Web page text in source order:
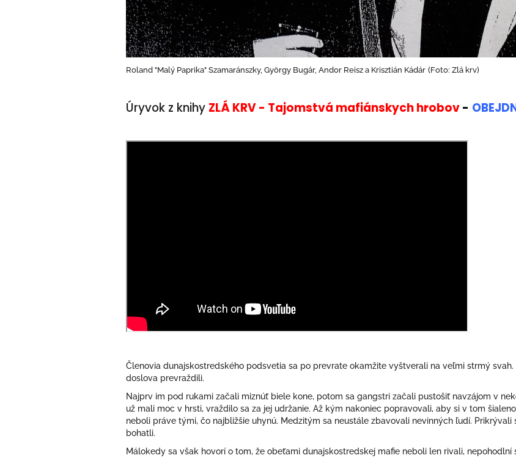
Roland "Malý Paprika" Szamaránszky, György Bugár, Andor Reisz a Krisztián Kádár (Foto: Zlá krv)
Úryvok z knihy ZLÁ KRV - Tajomstvá mafiánskych hrobov-
Členovia dunajskostredského podsvetia sa po prevrate okamžite vyštverali na veľmi strmý
doslova prevraždili.
Najprv im pod rukami začali miznúť biele kone, potom sa gangstri začali pustošiť navzájom v
už mali moc v hrsti, vraždilo sa za jej udržanie. Až kým nakoniec popravovali, aby si v tom
neboli práve tými, čo najbližšie uhynú. Medzitým sa neustále zbavovali nevinných ľudí.
bohatli.
Málokedy sa však hovorí o tom, že obeťami dunajskostredskej mafie neboli len rivali,